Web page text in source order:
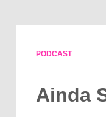
PODCAST
Ainda